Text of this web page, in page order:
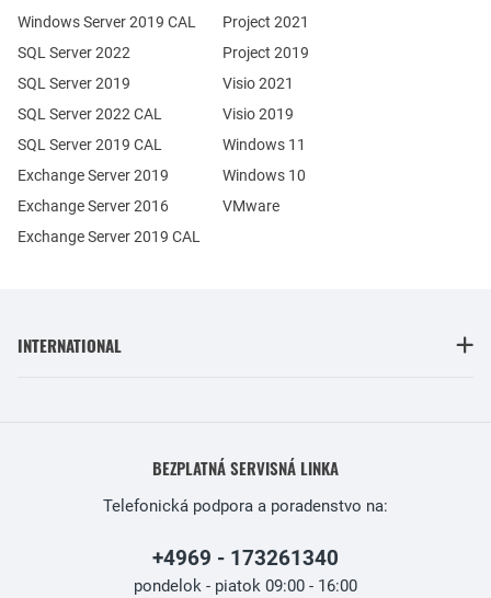
Exchange Server 2019
Exchange Server 2016
SQL Server 2022
SQL Server 2019
Windows Server 2019 CAL
SQL Server 2022 CAL
SQL Server 2019 CAL
Exchange Server 2019 CAL
Project 2021
Project 2019
Visio 2021
Visio 2019
Windows 11
Windows 10
VMware
INTERNATIONAL
BEZPLATNÁ SERVISNÁ LINKA
Telefonická podpora a poradenstvo na:
+4969 - 173261340
pondelok - piatok 09:00 - 16:00